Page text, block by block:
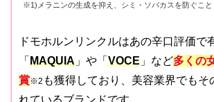
※1)メラニンの生成を抑え、シミ・ソバカスを防ぐこと
ドモホルンリンクルはあの辛口評価で
「 MAQUIA 」や「 VOCE 」など多くの
賞※2 も獲得しており、美容業界でもそ
れているブランドです。